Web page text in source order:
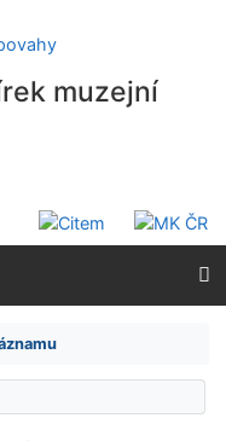
muzejní